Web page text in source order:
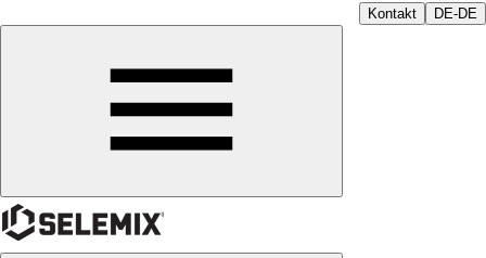
Kontakt DE-DE